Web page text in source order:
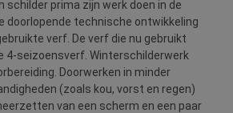
schilder prima zijn werk doen in de
doorlopende technische ontwikkeling
verf. De verf die nu gebruikt
4-seizoensverf. Winterschilderwerk
Doorwerken in minder
(zoals kou, vorst en regen)
van een scherm en een paar